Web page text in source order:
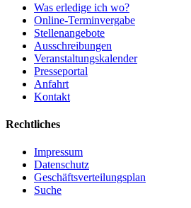
Was erledige ich wo?
Online-Terminvergabe
Stellenangebote
Ausschreibungen
Veranstaltungskalender
Presseportal
Anfahrt
Kontakt
Rechtliches
Impressum
Datenschutz
Geschäftsverteilungsplan
Suche